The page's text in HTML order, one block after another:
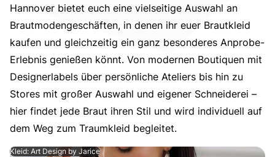
Hannover bietet euch eine vielseitige Auswahl an
Hannover bietet euch eine vielseitige Auswahl an
Brautmodengeschäften, in denen ihr euer Brautkleid
kaufen und gleichzeitig ein ganz besonderes Anprobe-
Erlebnis genießen könnt. Von modernen Boutiquen mit
Designerlabels über persönliche Ateliers bis hin zu
Stores mit großer Auswahl und eigener Schneiderei –
hier findet jede Braut ihren Stil und wird individuell auf
dem Weg zum Traumkleid begleitet.
Kleid: Art Design by Jarice